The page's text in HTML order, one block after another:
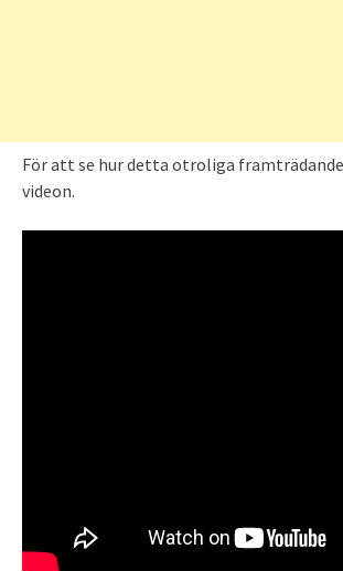
För att se hur detta otroliga
videon.